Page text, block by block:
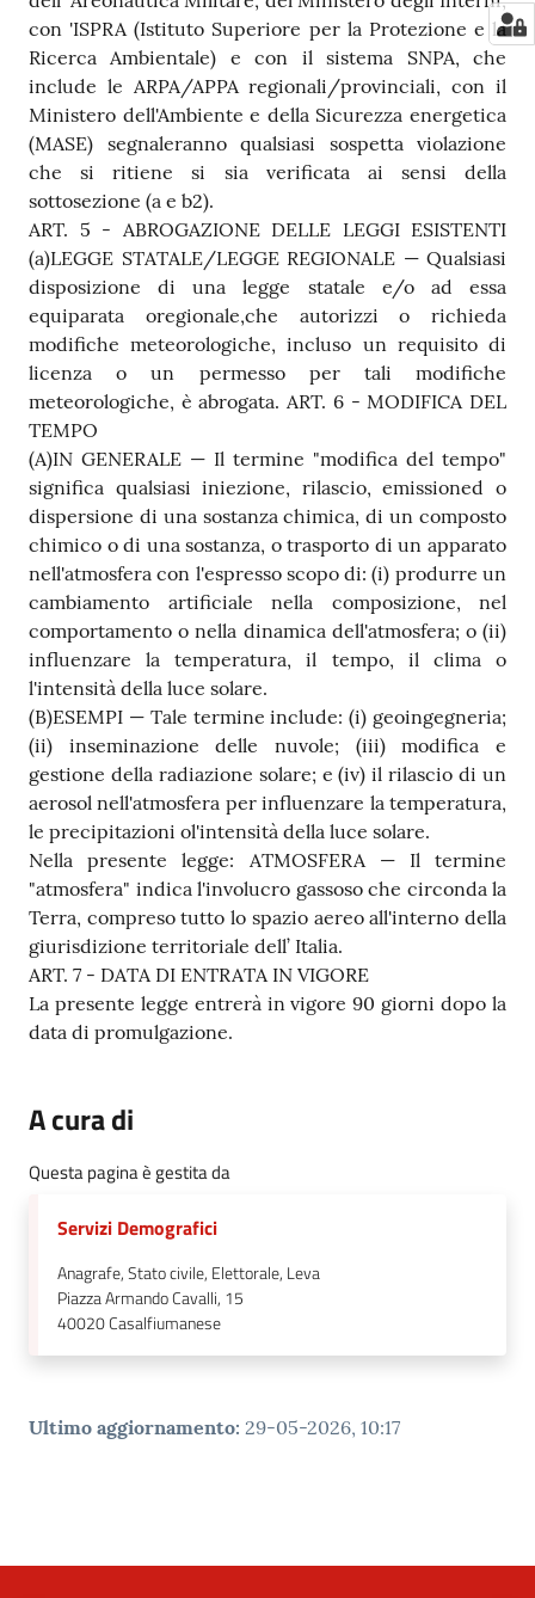
con 'ISPRA (Istituto Superiore per la Protezione e la
Ricerca Ambientale) e con il sistema SNPA, che
include le ARPA/APPA regionali/provinciali, con il
Ministero dell'Ambiente e della Sicurezza energetica
(MASE) segnaleranno qualsiasi sospetta violazione
che si ritiene si sia verificata ai sensi della
sottosezione (a e b2).
ART. 5 - ABROGAZIONE DELLE LEGGI ESISTENTI
(a)LEGGE STATALE/LEGGE REGIONALE — Qualsiasi
disposizione di una legge statale e/o ad essa
equiparata oregionale,che autorizzi o richieda
modifiche meteorologiche, incluso un requisito di
licenza o un permesso per tali modifiche
meteorologiche, è abrogata. ART. 6 - MODIFICA DEL
TEMPO
(A)IN GENERALE — Il termine "modifica del tempo"
significa qualsiasi iniezione, rilascio, emissioned o
dispersione di una sostanza chimica, di un composto
chimico o di una sostanza, o trasporto di un apparato
nell'atmosfera con l'espresso scopo di: (i) produrre un
cambiamento artificiale nella composizione, nel
comportamento o nella dinamica dell'atmosfera; o (ii)
influenzare la temperatura, il tempo, il clima o
l'intensità della luce solare.
(B)ESEMPI — Tale termine include: (i) geoingegneria;
(ii) inseminazione delle nuvole; (iii) modifica e
gestione della radiazione solare; e (iv) il rilascio di un
aerosol nell'atmosfera per influenzare la temperatura,
le precipitazioni ol'intensità della luce solare.
Nella presente legge: ATMOSFERA — Il termine
"atmosfera" indica l'involucro gassoso che circonda la
Terra, compreso tutto lo spazio aereo all'interno della
giurisdizione territoriale dell’ Italia.
ART. 7 - DATA DI ENTRATA IN VIGORE
La presente legge entrerà in vigore 90 giorni dopo la
data di promulgazione.
A cura di
Questa pagina è gestita da
Servizi Demografici
Anagrafe, Stato civile, Elettorale, Leva
Piazza Armando Cavalli, 15
40020Casalfiumanese
Ultimo aggiornamento: 29-05-2026, 10:17